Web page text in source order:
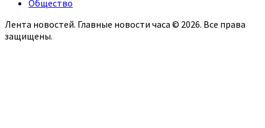
Общество
Лента новостей. Главные новости часа © 2026. Все права
защищены.